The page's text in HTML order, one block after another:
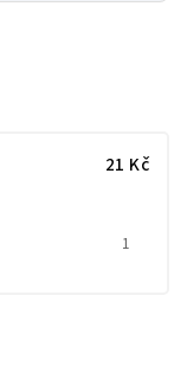
21 Kč
1